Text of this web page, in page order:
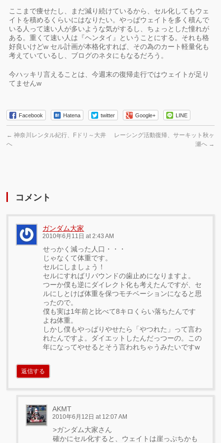
ここまで痩せたし、まだ減り続けているから、セル化してもウェ
イトを積めるくらいにはなりたい。やっぱウェイトを多く積んで
いる人って速い人が多いような気がするし、ちょっとした憧れが
ある。重くて速い人は『ヘンタイ』ということにする。それも格
好良いけどw セル計画が本格化すれば、その為のカート軽量化も
考えていているし、ブログのネタにもなるだろう。
今ハッキリ言えることは、今週末の復帰走行ではウェイトが足り
てませんw
Facebook Hatena twitter Google+ LINE
← 神奈川レンタル紀行、Fドリ～大井
へ
レーシング活動復帰、サーキット秋ヶ
瀬へ →
コメント
ガンダム大家
2010年6月11日 at 2:43 AM
せっかく減った人口・・・
じゃなくて体重です。
セルにしましょう！
セルにすればリバウンドの歯止めになりますよ。
つーか僕も逆にダイレクト化も考えたんですが、セ
ルにしとけば体重を保つモチベーションになると思
ったので。
僕も実は1年前と比べて8キロくらい落ちたんです
よね体重。
しかし僕もやっぱりやせたら「やつれた」って言わ
れたんですよ。ダイエットしたんだっつーの。この
年になってやせるとそう言われちゃうみたいですw
返信する
AKMT
2010年6月12日 at 12:07 AM
>ガンダム大家さん
確かにセル化すると、ウェイトは崖っぷちかも